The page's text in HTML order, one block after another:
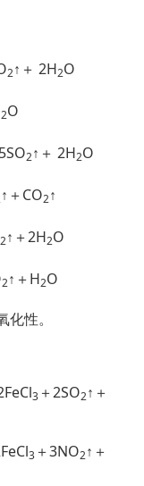
2↑＋ 2H2O
2O
2↑＋ 2H2O
↑＋CO2↑
2↑＋2H2O
2↑＋H2O
性。
3 ＋2SO2↑＋
3 ＋3NO2↑＋